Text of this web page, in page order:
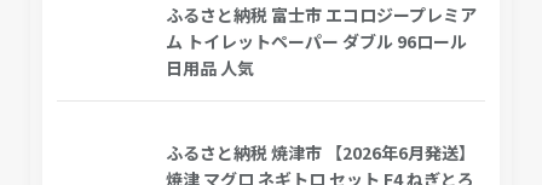
ふるさと納税 富士市 エコロジープレミア
ム トイレットペーパー ダブル 96ロール
日用品 人気
ふるさと納税 焼津市 【2026年6月発送】
焼津 マグロ ネギトロ セット F4 ねぎとろ